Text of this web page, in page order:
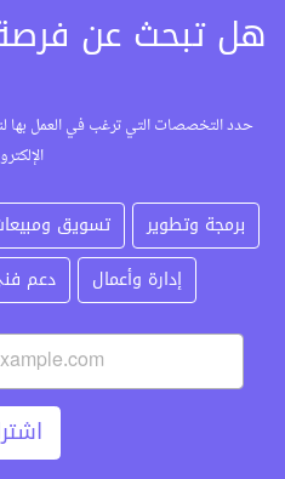
هل تبحث عن
حدد التخصصات التي ترغب في العمل بها
برمجة وتطوير تسويق
إدارة وأعمال
دعم